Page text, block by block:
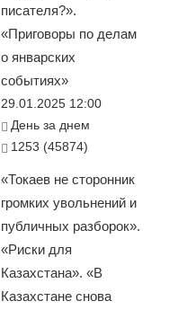
писателя?».
«Приговоры по делам
о январских
событиях»
29.01.2025 12:00
День за днем
1253 (45874)
«Токаев не сторонник
громких увольнений и
публичных разборок».
«Риски для
Казахстана». «В
Казахстане снова